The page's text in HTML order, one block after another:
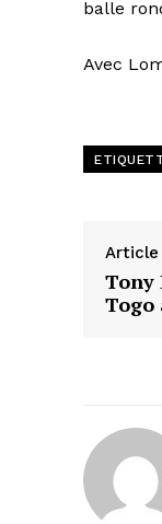
balle
Avec
Tony
Togo